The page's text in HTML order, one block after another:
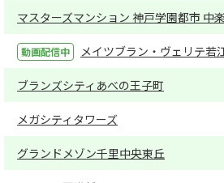
マスターズマンション 神戸学園都市 中
メイツブラン・ヴェリテ若
ブランズシティあべの王子町
メガシティタワーズ
グランドメゾン千里中央東丘